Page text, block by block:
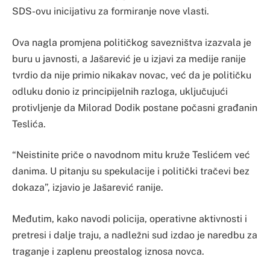
SDS-ovu inicijativu za formiranje nove vlasti.
Ova nagla promjena političkog savezništva izazvala je
buru u javnosti, a Jašarević je u izjavi za medije ranije
tvrdio da nije primio nikakav novac, već da je političku
odluku donio iz principijelnih razloga, uključujući
protivljenje da Milorad Dodik postane počasni građanin
Teslića.
“Neistinite priče o navodnom mitu kruže Teslićem već
danima. U pitanju su spekulacije i politički tračevi bez
dokaza”, izjavio je Jašarević ranije.
Međutim, kako navodi policija, operativne aktivnosti i
pretresi i dalje traju, a nadležni sud izdao je naredbu za
traganje i zaplenu preostalog iznosa novca.